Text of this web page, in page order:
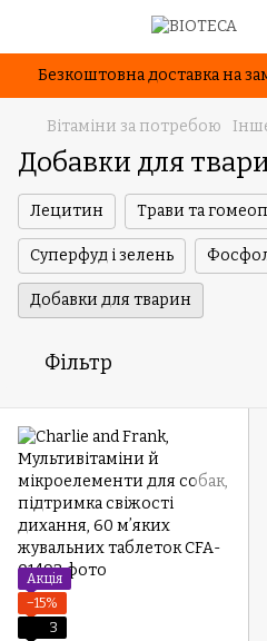
Безкоштовна доставка на
Вітаміни за потребою
Добавки для
Лецитин Трави та
Суперфуд і зелень
Добавки для тварин
Фільтр
Акція
−15%
3